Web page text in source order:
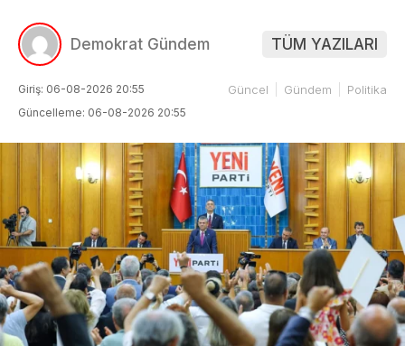
Demokrat Gündem TÜM YAZILARI
Giriş: 06-08-2026 20:55
Güncelleme: 06-08-2026 20:55
Güncel Gündem Politika